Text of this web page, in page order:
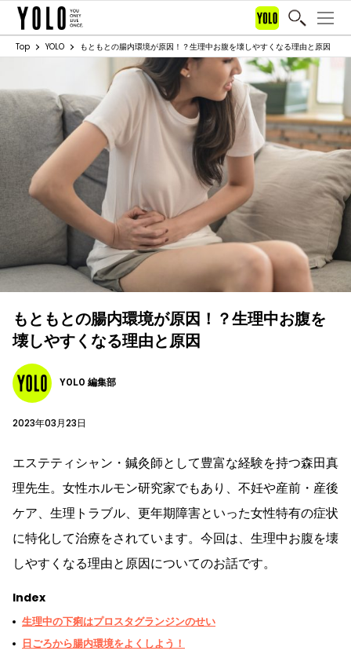
Top YOLO もともとの腸内環境が原因！？生理中お腹を壊しやすくなる理由と原因
もともとの腸内環境が原因！？生理中お腹を
壊しやすくなる理由と原因
YOLO 編集部
2023年03月23日
エステティシャン・鍼灸師として豊富な経験を持つ森田真
理先生。女性ホルモン研究家でもあり、不妊や産前・産後
ケア、生理トラブル、更年期障害といった女性特有の症状
に特化して治療をされています。今回は、生理中お腹を壊
しやすくなる理由と原因についてのお話です。
Index
生理中の下痢はプロスタグランジンのせい
日ごろから腸内環境をよくしよう！